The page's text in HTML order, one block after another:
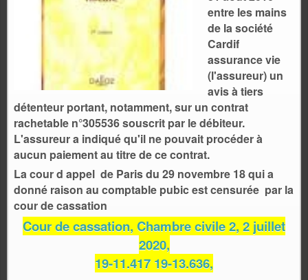
entre les mains
de la société
Cardif
assurance vie
(l'assureur) un
avis à tiers
détenteur portant, notamment, sur un contrat
rachetable n°305536 souscrit par le débiteur.
L'assureur a indiqué qu'il ne pouvait procéder à
aucun paiement au titre de ce contrat.
La cour d appel de Paris du 29 novembre 18 qui a
donné raison au comptable pubic est censurée par la
cour de cassation
Cour de cassation, Chambre civile 2, 2 juillet
2020,
19-11.417 19-13.636,